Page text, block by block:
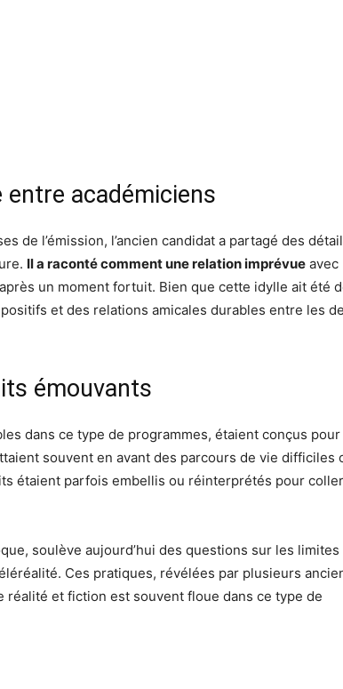
académiciens
de l’émission, l’ancien candidat a partagé des
Il a raconté comment une relation imprévue avec
un moment fortuit. Bien que cette idylle ait été
et des relations amicales durables entre les
émouvants
dans ce type de programmes, étaient conçus pour
souvent en avant des parcours de vie difficiles
étaient parfois embellis ou réinterprétés pour coller
soulève aujourd’hui des questions sur les limites
Ces pratiques, révélées par plusieurs
et fiction est souvent floue dans ce type de